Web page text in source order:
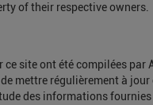
of their respective owners.
ce site ont été compilées
mettre régulièrement à
des informations